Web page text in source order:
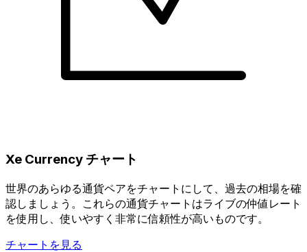
Xe Currency チャート
世界のあらゆる通貨ペアをチャートにして、過去の相場を確
認しましょう。これらの通貨チャートはライブの仲値レート
を使用し、使いやすく非常に信頼性が高いものです。
チャートを見る